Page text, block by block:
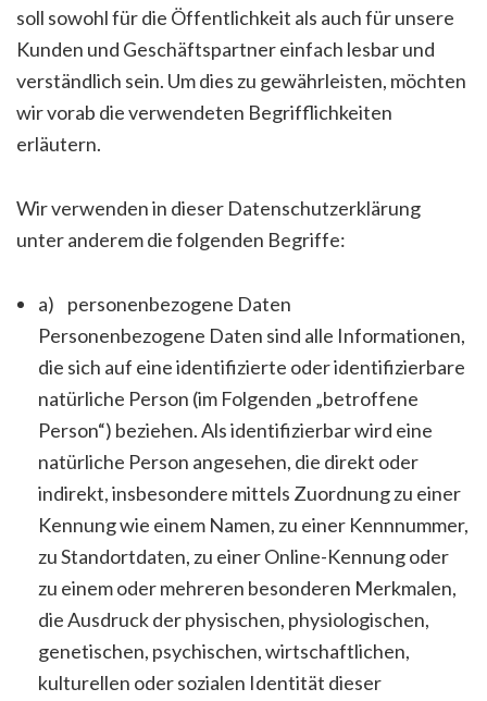
soll sowohl für die Öffentlichkeit als auch für unsere
Kunden und Geschäftspartner einfach lesbar und
verständlich sein. Um dies zu gewährleisten, möchten
wir vorab die verwendeten Begrifflichkeiten
erläutern.
Wir verwenden in dieser Datenschutzerklärung
unter anderem die folgenden Begriffe:
a) personenbezogene Daten
Personenbezogene Daten sind alle Informationen,
die sich auf eine identifizierte oder identifizierbare
natürliche Person (im Folgenden „betroffene
Person“) beziehen. Als identifizierbar wird eine
natürliche Person angesehen, die direkt oder
indirekt, insbesondere mittels Zuordnung zu einer
Kennung wie einem Namen, zu einer Kennnummer,
zu Standortdaten, zu einer Online-Kennung oder
zu einem oder mehreren besonderen Merkmalen,
die Ausdruck der physischen, physiologischen,
genetischen, psychischen, wirtschaftlichen,
kulturellen oder sozialen Identität dieser